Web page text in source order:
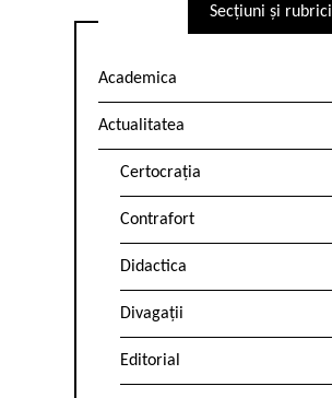
Secțiuni și rubrici
Academica
Actualitatea
Certocrația
Contrafort
Didactica
Divagații
Editorial